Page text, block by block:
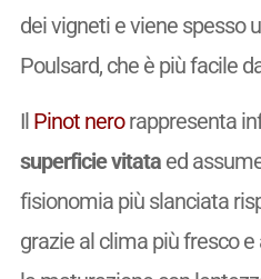
dei vigneti e viene spesso
Poulsard, che è più facile
Il Pinot nerorappresenta
superficie vitataed
fisionomia più slanciata
grazie al clima più fresco